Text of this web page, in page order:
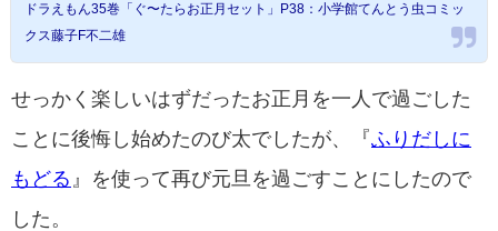
ドラえもん35巻「ぐ〜たらお正月セット」P38：小学館てんとう虫コミッ
クス藤子F不二雄
せっかく楽しいはずだったお正月を一人で過ごした
ことに後悔し始めたのび太でしたが、『ふりだしに
もどる 』を使って再び元旦を過ごすことにしたので
した。